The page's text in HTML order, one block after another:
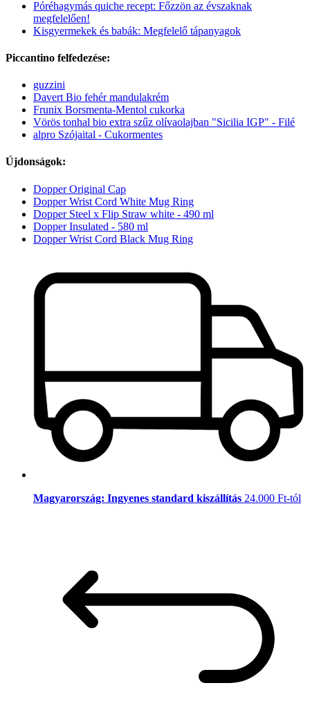
Póréhagymás quiche recept: Főzzön az évszaknak
megfelelően!
Kisgyermekek és babák: Megfelelő tápanyagok
Piccantino felfedezése:
guzzini
Davert Bio fehér mandulakrém
Frunix Borsmenta-Mentol cukorka
Vörös tonhal bio extra szűz olívaolajban "Sicilia IGP" - Filé
alpro Szójaital - Cukormentes
Újdonságok:
Dopper Original Cap
Dopper Wrist Cord White Mug Ring
Dopper Steel x Flip Straw white - 490 ml
Dopper Insulated - 580 ml
Dopper Wrist Cord Black Mug Ring
Magyarország: Ingyenes standard kiszállítás 24.000 Ft-tól